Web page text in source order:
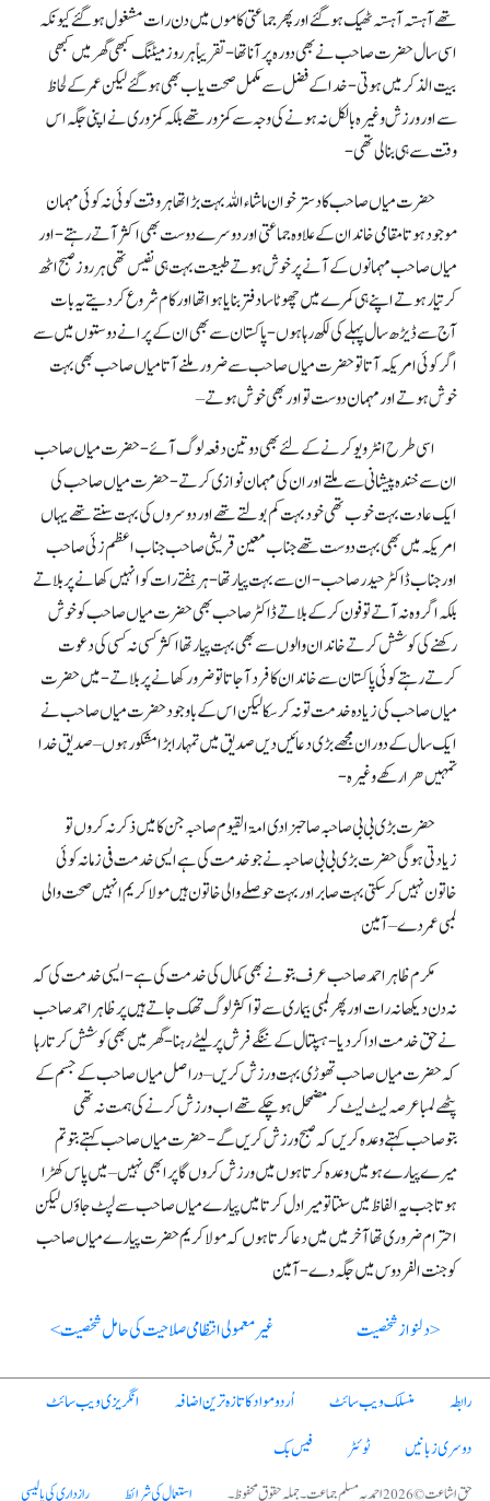
تھے آہستہ آہستہ ٹھیک ہو گئے اور پھر جماعتی کاموں میں دن رات مشغول ہو گئے کیونکہ
اسی سال حضرت صاحب نے بھی دورہ پر آنا تھا- تقریباً ہر روز میٹنگ کبھی گھر میں کبھی
بیت الذکر میں ہوتی- خدا کے فضل سے مکمل صحت یاب بھی ہو گئے لیکن عمر کے لحاظ
سے اور ورزش وغیرہ بالکل نہ ہونے کی وجہ سے کمزور تھے بلکہ کمزوری نے اپنی جگہ اس
وقت سے ہی بنا لی تھی-
حضرت میاں صاحب کا دستر خوان ماشاء اللہ بہت بڑا تھا ہر وقت کوئی نہ کوئی مہمان
موجود ہوتا مقامی خاندان کے علاوہ جماعتی اور دوسرے دوست بھی اکثر آتے رہتے- اور
میاں صاحب مہمانوں کے آنے پر خوش ہوتے طبیعت بہت ہی نفیس تھی ہر روز صبح اٹھ
کر تیار ہوتے اپنے ہی کمرے میں چھوٹا سا دفتر بنایا ہوا تھا اور کام شروع کر دیتے یہ بات
آج سے ڈیڑھ سال پہلے کی لکھ رہا ہوں -پاکستان سے بھی ان کے پرانے دوستوں میں سے
اگر کوئی امریکہ آتا تو حضرت میاں صاحب سے ضرور ملنے آتا میاں صاحب بھی بہت
خوش ہوتے اور مہمان دوست تو اور بھی خوش ہوتے –
اسی طرح انٹرویو کرنے کے لئے بھی دو تین دفعہ لوگ آئے- حضرت میاں صاحب
ان سے خندہ پیشانی سے ملتے اور ان کی مہمان نوازی کرتے- حضرت میاں صاحب کی
ایک عادت بہت خوب تھی خود بہت کم بولتے تھے اور دوسروں کی بہت سنتے تھے یہاں
امریکہ میں بھی بہت دوست تھے جناب معین قریشی صاحب جناب اعظم زئی صاحب
اور جناب ڈاکٹر حیدر صاحب- ان سے بہت پیار تھا- ہر ہفتے رات کو انہیں کھانے پر بلاتے
بلکہ اگر وہ نہ آتے تو فون کرکے بلاتے ڈاکٹر صاحب بھی حضرت میاں صاحب کو خوش
رکھنے کی کوشش کرتے خاندان والوں سے بھی بہت پیار تھا اکثر کسی نہ کسی کی دعوت
کرتے رہتے کوئی پاکستان سے خاندان کا فرد آ جاتا تو ضرور کھانے پر بلاتے- میں حضرت
میاں صاحب کی زیادہ خدمت تو نہ کرسکا لیکن اس کے باوجود حضرت میاں صاحب نے
ایک سال کے دوران مجھے بڑی دعائیں دیں صدیق میں تمہارا بڑا مشکور ہوں – صدیق خدا
تمہیں ھرا رکھے وغیرہ-
حضرت بڑی بی بی صاحبہ صاحبزادی امۃ القیوم صاحبہ جن کا میں ذکر نہ کروں تو
زیادتی ہو گی حضرت بڑی بی بی صاحبہ نے جو خدمت کی ہے ایسی خدمت فی زمانہ کوئی
خاتون نہیں کر سکتی بہت صابر اور بہت حوصلے والی خاتون ہیں مولاکریم انہیں صحت والی
لمبی عمر دے – آمین
مکرم ظاہر احمد صاحب عرف بتونے بھی کمال کی خدمت کی ہے- ایسی خدمت کی کہ
نہ دن دیکھا نہ رات اور پھر لمبی بیماری سے تو اکثر لوگ تھک جاتے ہیں پر ظاہر احمد صاحب
نے حق خدمت ادا کر دیا- ہسپتال کے ننگے فرش پر لیٹے رہنا- گھر میں بھی کوشش کرتا رہا
کہ حضرت میاں صاحب تھوڑی بہت ورزش کریں – دراصل میاں صاحب کے جسم کے
پٹھے لمبا عرصہ لیٹ لیٹ کر مضمحل ہو چکے تھے اب ورزش کرنے کی ہمت نہ تھی
بتوصاحب کہتے وعدہ کریں کہ صبح ورزش کریں گے- حضرت میاں صاحب کہتے بتو تم
میرے پیارے ہو میں وعدہ کرتا ہوں میں ورزش کروں گا پر ابھی نہیں – میں پاس کھڑا
ہوتا جب یہ الفاظ میں سنتا تو میرا دل کرتا میں پیارے میاں صاحب سے لپٹ جاؤں لیکن
احترام ضروری تھا آخر میں میں دعا کرتا ہوں کہ مولا کریم حضرت پیارے میاں صاحب
کو جنت الفردوس میں جگہ دے- آمین
< دلنواز شخصیت
غیر معمولی انتظامی صلاحیت کی حامل شخصیت >
رابطہ منسلک ویب سائٹ اُردو مواد کا تازہ ترین اضافہ
انگریزی ویب سائٹ
دوسری زبانیں
ٹوئٹر فیس بک
حق اشاعت © 2026 احمدیہ مسلم جماعت۔ جملہ حقوق محفوظ۔ استعمال کی شرائط رازداری کی پالیسی